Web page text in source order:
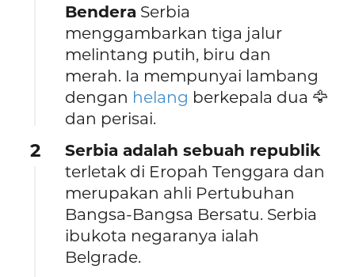
Bendera Serbia
menggambarkan tiga jalur
melintang putih, biru dan
merah. Ia mempunyai lambang
dengan helang berkepala dua 🦅
dan perisai.
2
Serbia adalah sebuah republik
terletak di Eropah Tenggara dan
merupakan ahli Pertubuhan
Bangsa-Bangsa Bersatu. Serbia
ibukota negaranya ialah
Belgrade.